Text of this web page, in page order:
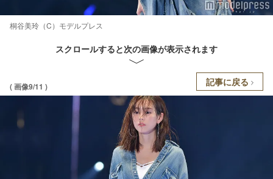
桐谷美玲（C）モデルプレス
スクロールすると次の画像が表示されます
( 画像9/11 ) 記事に戻る